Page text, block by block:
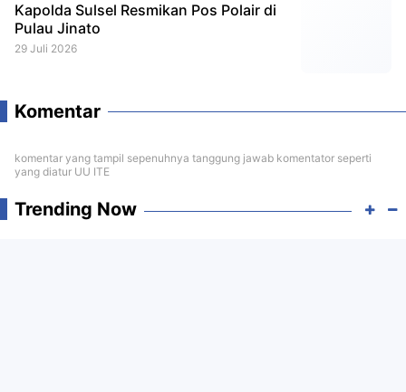
Kapolda Sulsel Resmikan Pos Polair di
Pulau Jinato
29 Juli 2026
Komentar
komentar yang tampil sepenuhnya tanggung jawab komentator seperti
yang diatur UU ITE
Trending Now